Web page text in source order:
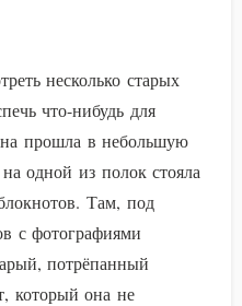
несколько старых
что-нибудь для
прошла в небольшую
одной из полок стояла
Там, под
с фотографиями
потрёпанный
который она не